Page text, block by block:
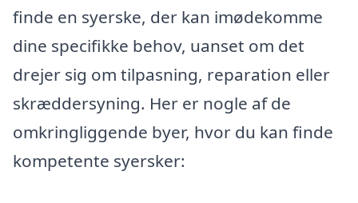
finde en syerske, der kan imødekomme
dine specifikke behov, uanset om det
drejer sig om tilpasning, reparation eller
skræddersyning. Her er nogle af de
omkringliggende byer, hvor du kan finde
kompetente syersker: